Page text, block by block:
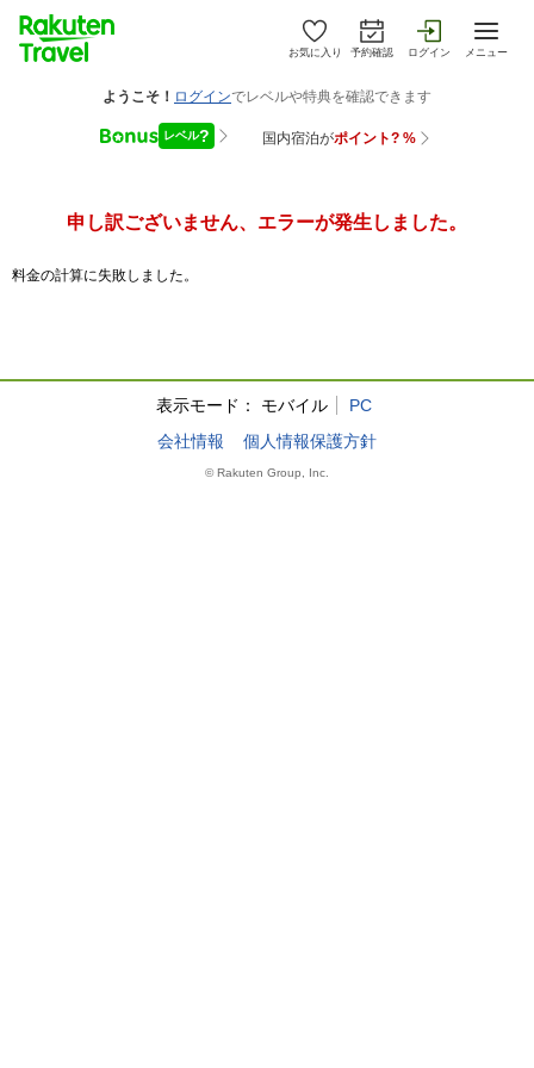
お気に入り 予約確認 ログイン メニュー
申し訳ございません、エラーが発生しました。
料金の計算に失敗しました。
表示モード： モバイル
PC
会社情報
個人情報保護方針
© Rakuten Group, Inc.